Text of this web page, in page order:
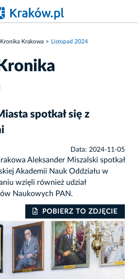
Krakowa Listopad 2024
spotkał się z
Data: 2024-11-05
Aleksander Miszalski spotkał
Akademii Nauk Oddziału w
wzięli również udział
Naukowych PAN.
POBIERZ TO ZDJĘCIE